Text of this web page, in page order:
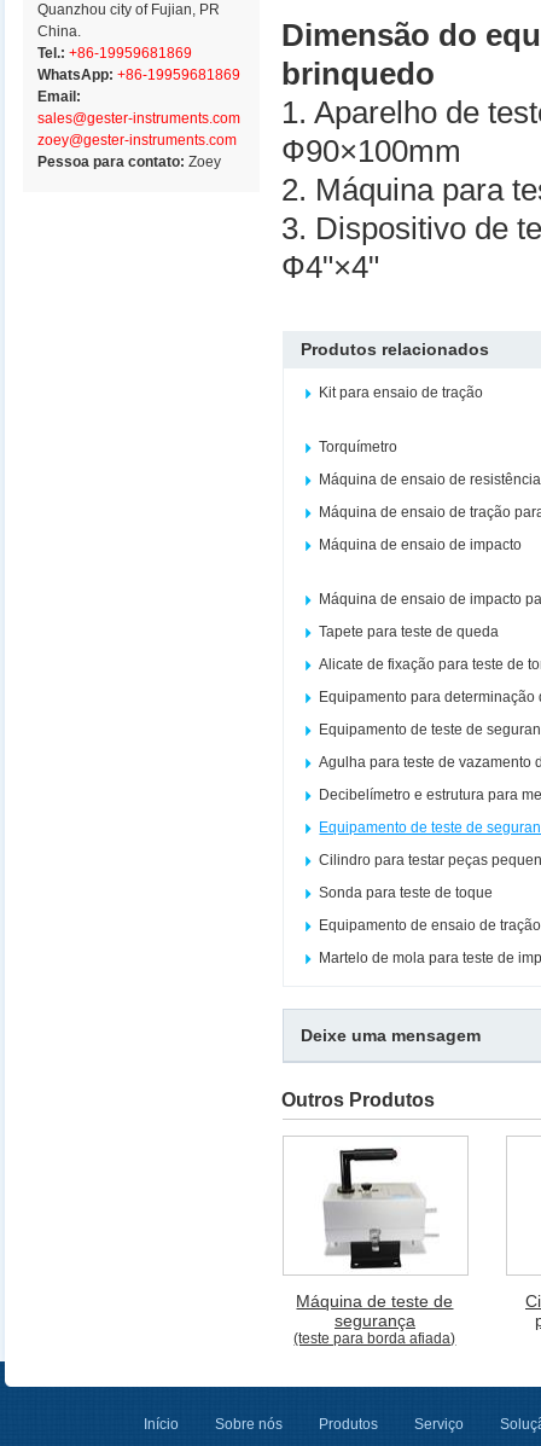
Quanzhou city of Fujian, PR
China.
Tel.: +86-19959681869
WhatsApp: +86-19959681869
Email:
sales@gester-instruments.com
zoey@gester-instruments.com
Pessoa para contato:Zoey
Dimensão do
brinquedo
1. Aparelho de
Ф90×100mm
2. Máquina para
3. Dispositivo de
Ф4"×4"
Produtos relacionados
Kit para ensaio de tração
Torquímetro
Máquina de ensaio de
Máquina de ensaio de tração
Máquina de ensaio de impacto
Máquina de ensaio de impacto
Tapete para teste de queda
Alicate de fixação para teste de
Equipamento para determinação
Equipamento de teste de
Agulha para teste de vazamento
Decibelímetro e estrutura para
Equipamento de teste de
Cilindro para testar peças
Sonda para teste de toque
Equipamento de ensaio de tração
Martelo de mola para teste de
Deixe uma mensagem
Outros Produtos
Máquina de teste de
segurança
(teste para borda afiada)
Início Sobre nós Produtos Serviço